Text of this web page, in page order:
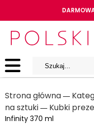
Strona główna ―
na sztuki ― Kubki
Infinity 370 ml